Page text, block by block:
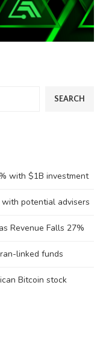
SEARCH
with $1B investment
potential advisers
Revenue Falls 27%
linked funds
Bitcoin stock